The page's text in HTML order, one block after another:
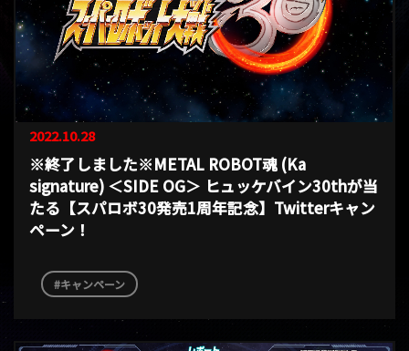
2022.10.28
※終了しました※METAL ROBOT魂 (Ka
signature) ＜SIDE OG＞ ヒュッケバイン30thが当
たる【スパロボ30発売1周年記念】Twitterキャン
ペーン！
キャンペーン